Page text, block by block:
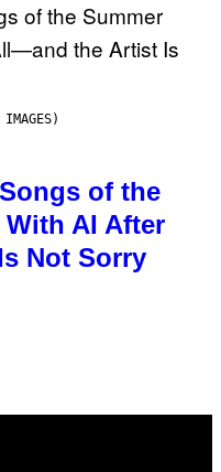
IMAGES)
of the
With AI After
Not Sorry